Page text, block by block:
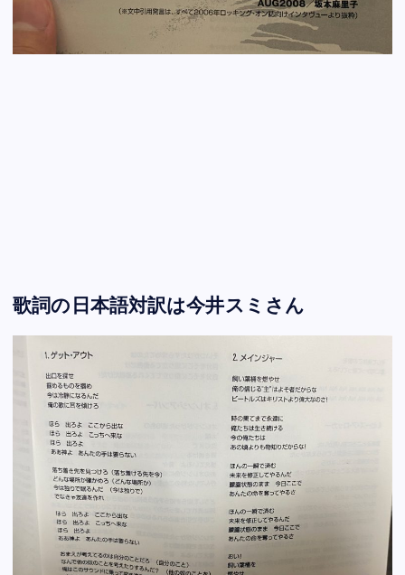
歌詞の日本語対訳は今井スミさん